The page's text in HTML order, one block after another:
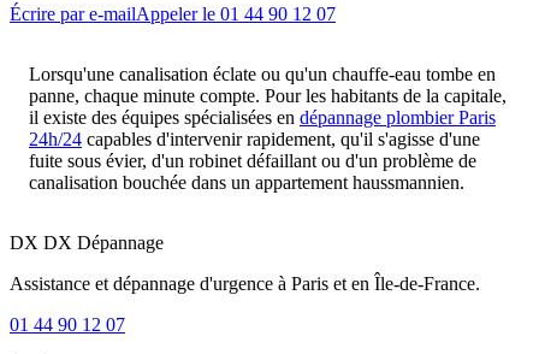
Écrire par e-mailAppeler le 01 44 90 12 07
Lorsqu'une canalisation éclate ou qu'un chauffe-eau tombe en
panne, chaque minute compte. Pour les habitants de la capitale,
il existe des équipes spécialisées en dépannage plombier Paris
24h/24 capables d'intervenir rapidement, qu'il s'agisse d'une
fuite sous évier, d'un robinet défaillant ou d'un problème de
canalisation bouchée dans un appartement haussmannien.
DX DX Dépannage
Assistance et dépannage d'urgence à Paris et en Île-de-France.
01 44 90 12 07